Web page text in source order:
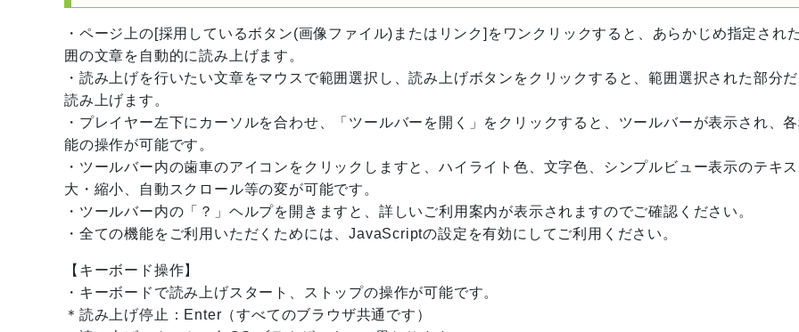
・ページ上の[採用しているボタン(画像ファイル)またはリンク]をワンクリックすると、あらかじめ指定され
囲の文章を自動的に読み上げます。
・読み上げを行いたい文章をマウスで範囲選択し、読み上げボタンをクリックすると、範囲選択された部分
読み上げます。
・プレイヤー左下にカーソルを合わせ、「ツールバーを開く」をクリックすると、ツールバーが表示され、
能の操作が可能です。
・ツールバー内の歯車のアイコンをクリックしますと、ハイライト色、文字色、シンプルビュー表示のテキ
大・縮小、自動スクロール等の変が可能です。
・ツールバー内の「？」ヘルプを開きますと、詳しいご利用案内が表示されますのでご確認ください。
・全ての機能をご利用いただくためには、JavaScriptの設定を有効にしてご利用ください。
【キーボード操作】
・キーボードで読み上げスタート、ストップの操作が可能です。
＊読み上げ停止：Enter（すべてのブラウザ共通です）